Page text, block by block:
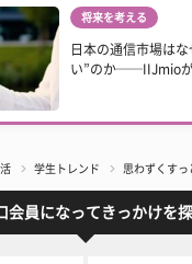
将来を考える
日本の通信市場は
い”のか──IIJmioが
学生トレンド 思わずくす
会員になってきっかけを探